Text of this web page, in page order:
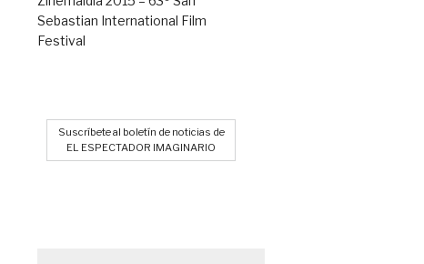
Sebastian International Film
Festival
Suscríbete al boletín de noticias de
EL ESPECTADOR IMAGINARIO